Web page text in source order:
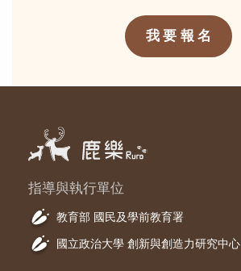
我 要 報 名
指導與執行單位
教育部 國民及學前教育署
國立政治大學 創新與創造力研究中心